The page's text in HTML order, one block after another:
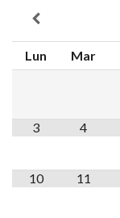
Lun Mar
3 4
10 11